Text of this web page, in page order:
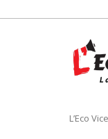
L’Eco